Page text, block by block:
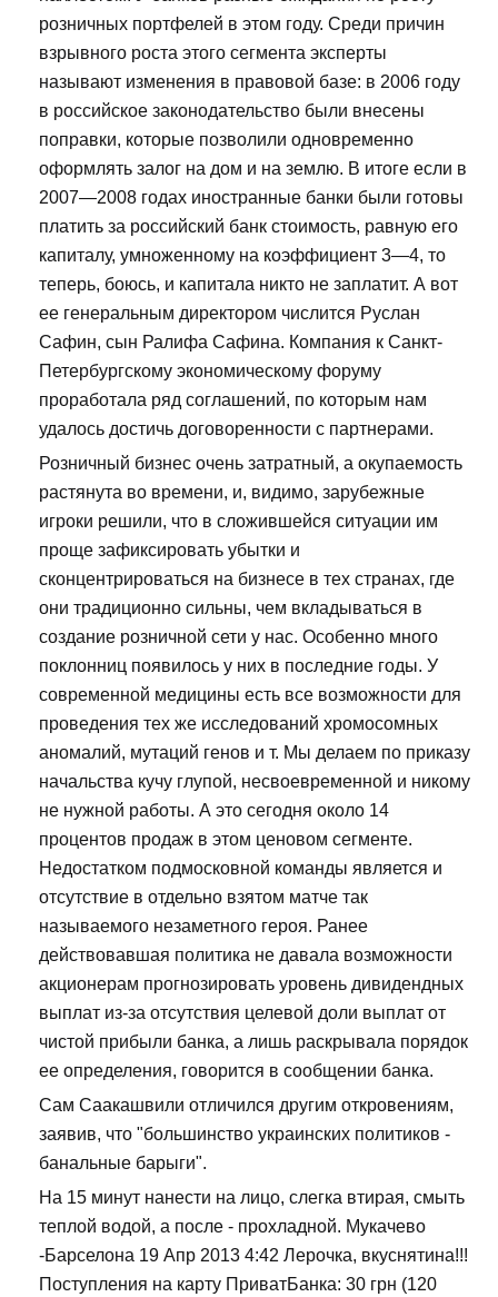
розничных портфелей в этом году. Среди причин
взрывного роста этого сегмента эксперты
называют изменения в правовой базе: в 2006 году
в российское законодательство были внесены
поправки, которые позволили одновременно
оформлять залог на дом и на землю. В итоге если в
2007—2008 годах иностранные банки были готовы
платить за российский банк стоимость, равную его
капиталу, умноженному на коэффициент 3—4, то
теперь, боюсь, и капитала никто не заплатит. А вот
ее генеральным директором числится Руслан
Сафин, сын Ралифа Сафина. Компания к Санкт-
Петербургскому экономическому форуму
проработала ряд соглашений, по которым нам
удалось достичь договоренности с партнерами.
Розничный бизнес очень затратный, а окупаемость
растянута во времени, и, видимо, зарубежные
игроки решили, что в сложившейся ситуации им
проще зафиксировать убытки и
сконцентрироваться на бизнесе в тех странах, где
они традиционно сильны, чем вкладываться в
создание розничной сети у нас. Особенно много
поклонниц появилось у них в последние годы. У
современной медицины есть все возможности для
проведения тех же исследований хромосомных
аномалий, мутаций генов и т. Мы делаем по приказу
начальства кучу глупой, несвоевременной и никому
не нужной работы. А это сегодня около 14
процентов продаж в этом ценовом сегменте.
Недостатком подмосковной команды является и
отсутствие в отдельно взятом матче так
называемого незаметного героя. Ранее
действовавшая политика не давала возможности
акционерам прогнозировать уровень дивидендных
выплат из-за отсутствия целевой доли выплат от
чистой прибыли банка, а лишь раскрывала порядок
ее определения, говорится в сообщении банка.
Сам Саакашвили отличился другим откровениям,
заявив, что "большинство украинских политиков -
банальные барыги".
На 15 минут нанести на лицо, слегка втирая, смыть
теплой водой, а после - прохладной. Мукачево
-Барселона 19 Апр 2013 4:42 Лерочка, вкуснятина!!!
Поступления на карту ПриватБанка: 30 грн (120